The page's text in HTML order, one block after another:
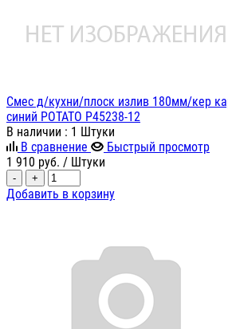
Смес д/кухни/плоск излив 180мм/кер
синий POTATO P45238-12
В наличии : 1 Штуки
В сравнение
Быстрый просмотр
1 910 руб. / Штуки
- +
Добавить в корзину